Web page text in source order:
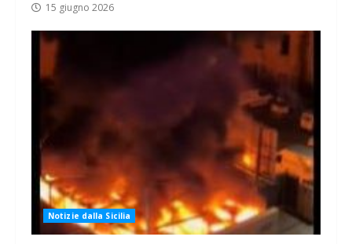
15 giugno 2026
Notizie dalla Sicilia